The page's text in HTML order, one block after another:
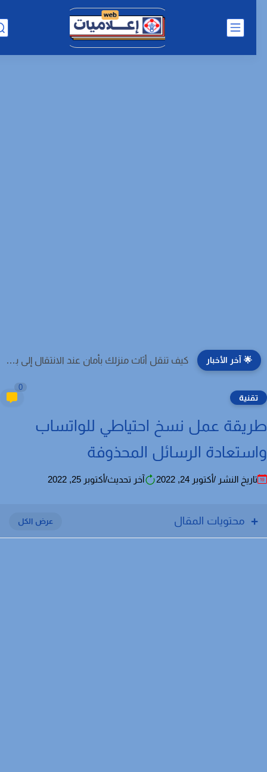
🌟 آخر الأخبار كيف تنقل أثاث منزلك بأمان عند الانتقال إلى بيت جديد؟
عمل نسخ احتياطي للواتساب
الرسائل المحذوفة
النشر /أكتوبر 24, 2022 آخر تحديث/أكتوبر 25, 2022
محتويات المقال